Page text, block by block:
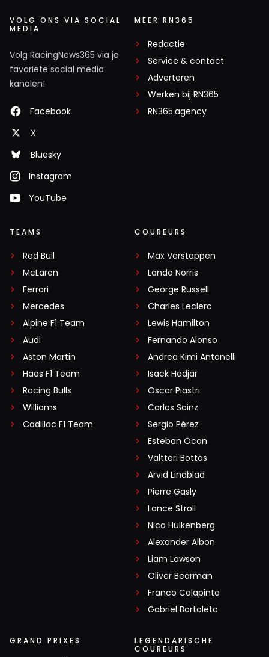
VOLG ONS VIA SOCIAL
MEDIA
Volg RacingNews365 via je
favoriete social media
kanalen!
Facebook
X
Bluesky
Instagram
YouTube
MEER RN365
Redactie
Service & contact
Adverteren
Werken bij RN365
RN365.agency
TEAMS
Red Bull
McLaren
Ferrari
Mercedes
Alpine F1 Team
Audi
Aston Martin
Haas F1 Team
Racing Bulls
Williams
Cadillac F1 Team
COUREURS
Max Verstappen
Lando Norris
George Russell
Charles Leclerc
Lewis Hamilton
Fernando Alonso
Andrea Kimi Antonelli
Isack Hadjar
Oscar Piastri
Carlos Sainz
Sergio Pérez
Esteban Ocon
Valtteri Bottas
Arvid Lindblad
Pierre Gasly
Lance Stroll
Nico Hülkenberg
Alexander Albon
Liam Lawson
Oliver Bearman
Franco Colapinto
Gabriel Bortoleto
GRAND PRIXES
LEGENDARISCHE
COUREURS